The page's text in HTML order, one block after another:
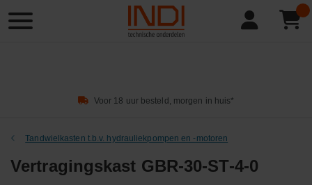
Product
zoeken
Voor 18 uur besteld, morgen in huis*
Tandwielkasten t.b.v. hydrauliekpompen en -motoren
Vertragingskast GBR-30-ST-4-0